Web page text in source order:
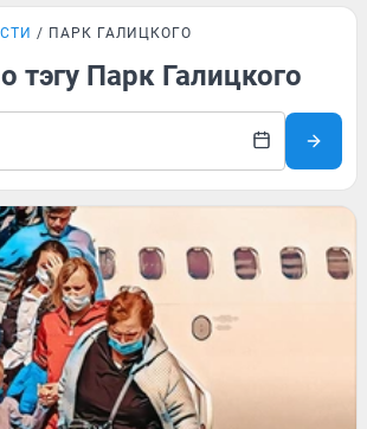
ПАРК ГАЛИЦКОГО
тэгу Парк Галицкого